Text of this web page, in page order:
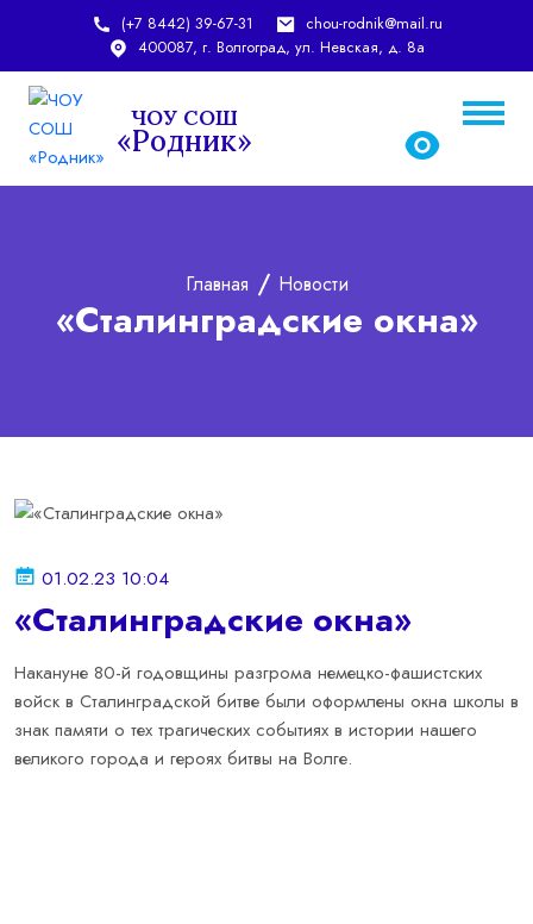
(+7 8442) 39-67-31 chou-rodnik@mail.ru
400087, г. Волгоград, ул. Невская, д. 8а
ЧОУ СОШ
«Родник»
Главная Новости
«Сталинградские окна»
01.02.23 10:04
«Сталинградские окна»
Накануне 80-й годовщины разгрома немецко-фашистских
войск в Сталинградской битве были оформлены окна школы в
знак памяти о тех трагических событиях в истории нашего
великого города и героях битвы на Волге.